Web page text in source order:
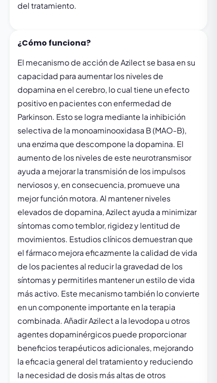
del tratamiento.
¿Cómo funciona?
El mecanismo de acción de Azilect se basa en su
capacidad para aumentar los niveles de
dopamina en el cerebro, lo cual tiene un efecto
positivo en pacientes con enfermedad de
Parkinson. Esto se logra mediante la inhibición
selectiva de la monoaminooxidasa B (MAO-B),
una enzima que descompone la dopamina. El
aumento de los niveles de este neurotransmisor
ayuda a mejorar la transmisión de los impulsos
nerviosos y, en consecuencia, promueve una
mejor función motora. Al mantener niveles
elevados de dopamina, Azilect ayuda a minimizar
síntomas como temblor, rigidez y lentitud de
movimientos. Estudios clínicos demuestran que
el fármaco mejora eficazmente la calidad de vida
de los pacientes al reducir la gravedad de los
síntomas y permitirles mantener un estilo de vida
más activo. Este mecanismo también lo convierte
en un componente importante en la terapia
combinada. Añadir Azilect a la levodopa u otros
agentes dopaminérgicos puede proporcionar
beneficios terapéuticos adicionales, mejorando
la eficacia general del tratamiento y reduciendo
la necesidad de dosis más altas de otros